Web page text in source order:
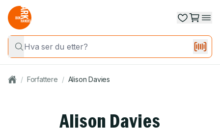
/ Forfattere / Alison Davies
Alison Davies